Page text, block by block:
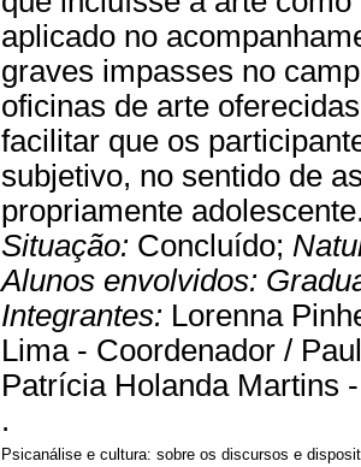
aplicado no
graves impasses no
oficinas de arte
facilitar que os
subjetivo, no sentido de
propriamente
Situação: Concluído;
Alunos envolvidos:
Integrantes: Lorenna
Lima - Coordenador /
Patrícia Holanda Martins
.
Psicanálise e cultura: sobre os discursos e